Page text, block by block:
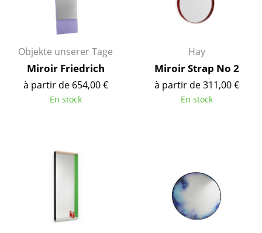
Tables basses
Bureaux & Secrétaires
Secrétaires & Tables PC
Tables hautes & Pupitres
Table de jardin
... voir toutes les tables
Objekte unserer Tage
Miroir Friedrich
à partir de 654,00 €
En stock
Hay
Miroir Strap No 2
à partir de 311,00 €
En stock